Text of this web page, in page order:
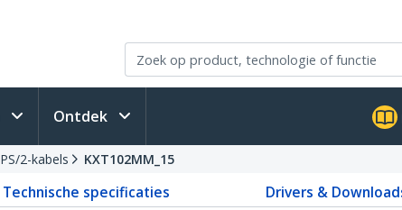
Ontdek
PS/2-kabels KXT102MM_15
Technische specificaties Drivers &